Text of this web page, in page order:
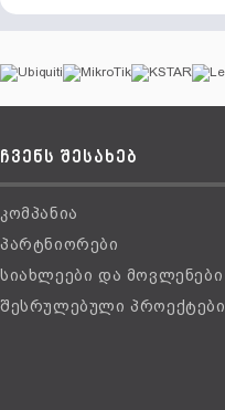
ჩვენს შესახებ
კომპანია
პარტნიორები
სიახლეები და მოვლენები
შესრულებული პროექტები